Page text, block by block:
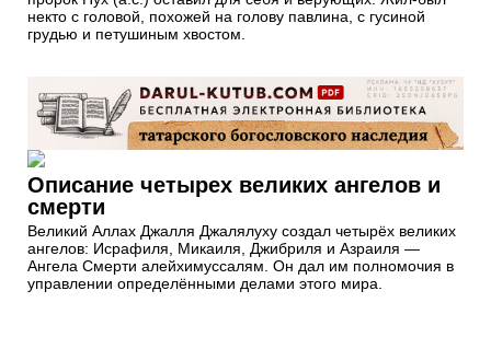
некто с головой, похожей на голову павлина, с гусиной
грудью и петушиным хвостом.
Описание четырех великих ангелов и
смерти
​Великий Аллах Джалля Джалялуху​ создал четырёх великих
ангелов: Исрафиля, Микаиля, Джибриля и Азраиля —​
Ангела Смерти алейхимуссалям. Он дал им полномочия в
управлении​ определёнными делами этого мира.